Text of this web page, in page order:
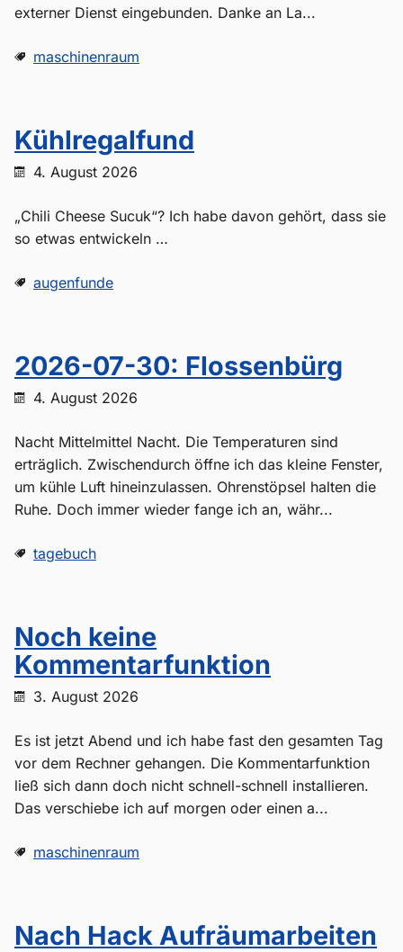
externer Dienst eingebunden. Danke an La...
maschinenraum
Kühlregalfund
4. August 2026
„Chili Cheese Sucuk“? Ich habe davon gehört, dass sie
so etwas entwickeln …
augenfunde
2026-07-30: Flossenbürg
4. August 2026
Nacht Mittelmittel Nacht. Die Temperaturen sind
erträglich. Zwischendurch öffne ich das kleine Fenster,
um kühle Luft hineinzulassen. Ohrenstöpsel halten die
Ruhe. Doch immer wieder fange ich an, währ...
tagebuch
Noch keine
Kommentarfunktion
3. August 2026
Es ist jetzt Abend und ich habe fast den gesamten Tag
vor dem Rechner gehangen. Die Kommentarfunktion
ließ sich dann doch nicht schnell-schnell installieren.
Das verschiebe ich auf morgen oder einen a...
maschinenraum
Nach Hack Aufräumarbeiten